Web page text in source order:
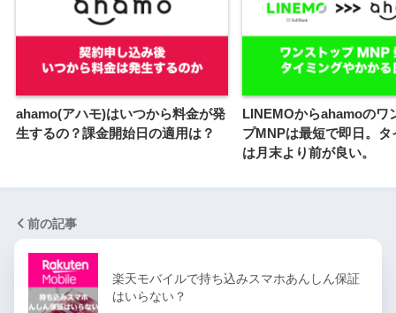
ahamo(アハモ)はいつから料金が発
生するの？課金開始日の適用は？
LINEMOからahamoのワ
プMNPは最短で即日。タ
は月末より前が良い。
前の記事
楽天モバイルで持ち込みスマホあんしん保証
はいらない？